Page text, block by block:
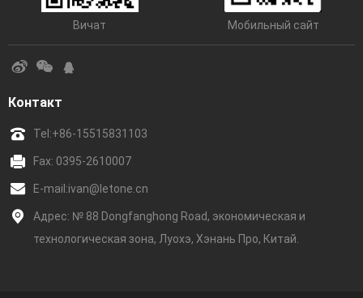
Вичат Мобильный сайт
Контакт
Tel:+86-15515831103
Fax: 0395-2610007
E-mail:ivan@letone.cn
Адрес: № 88 Dongfanghong Road, экономическая и
технологическая зона, Луохэ, Хэнань Про, Китай.